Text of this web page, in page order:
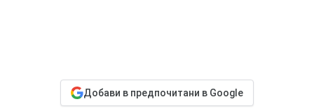
Добави в предпочитани в Google